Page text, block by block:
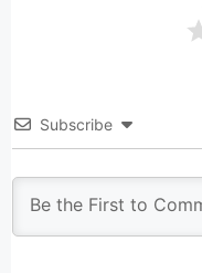
Subscribe